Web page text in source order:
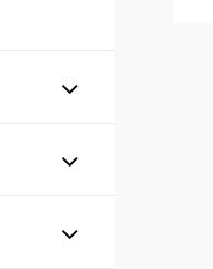
Mostrar/
Mostrar/
Mostrar/